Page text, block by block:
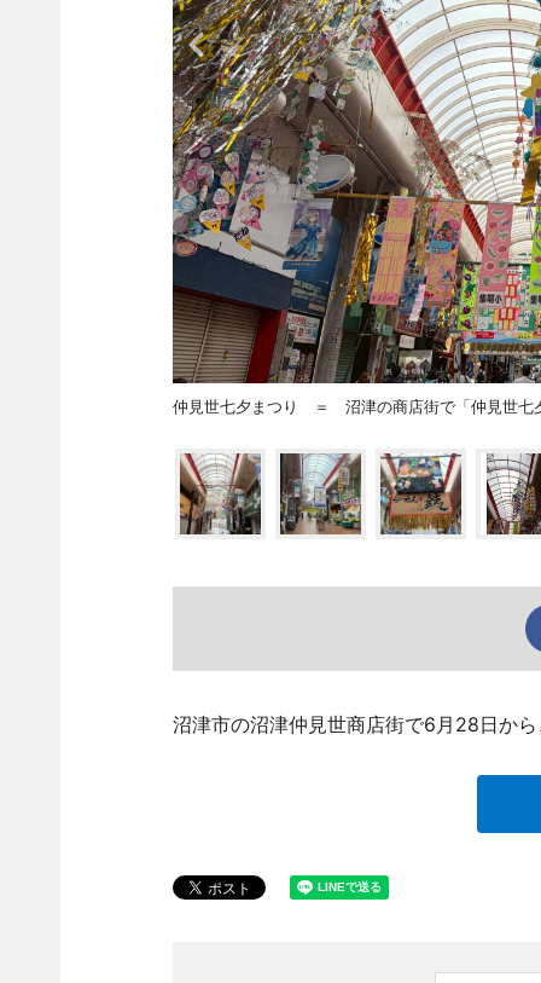
仲見世七夕まつり ＝ 沼津の商店街で「仲見世七
沼津市の沼津仲見世商店街で6月28日か